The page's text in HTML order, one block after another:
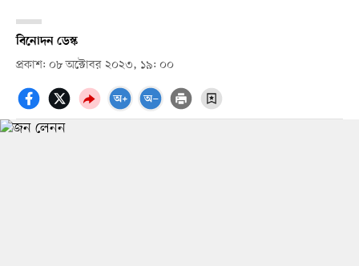
বিনোদন ডেস্ক
প্রকাশ: ০৮ অক্টোবর ২০২৩, ১৯: ০০